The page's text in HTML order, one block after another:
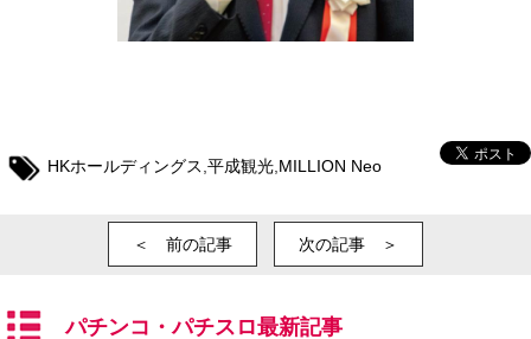
HKホールディングス,平成観光,MILLION Neo
＜ 前の記事 次の記事 ＞
パチンコ・パチスロ最新記事